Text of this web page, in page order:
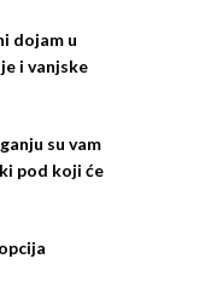
dojam u
i vanjske
su vam
pod koji će